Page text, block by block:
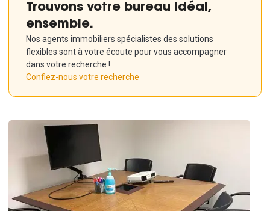
Trouvons votre bureau idéal,
ensemble.
Nos agents immobiliers spécialistes des solutions
flexibles sont à votre écoute pour vous accompagner
dans votre recherche !
Confiez-nous votre recherche